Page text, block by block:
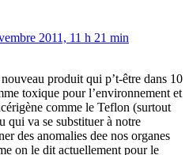
2011, 11 h 21 min
produit qui p’t-être dans 10
toxique pour l’environnement et
comme le Teflon (surtout
qui va se substituer à notre
des anomalies dee nos organes
on le dit actuellement pour le